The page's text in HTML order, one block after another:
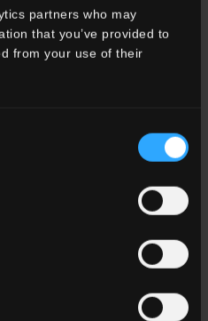
partners who may
that you’ve provided to
from your use of their